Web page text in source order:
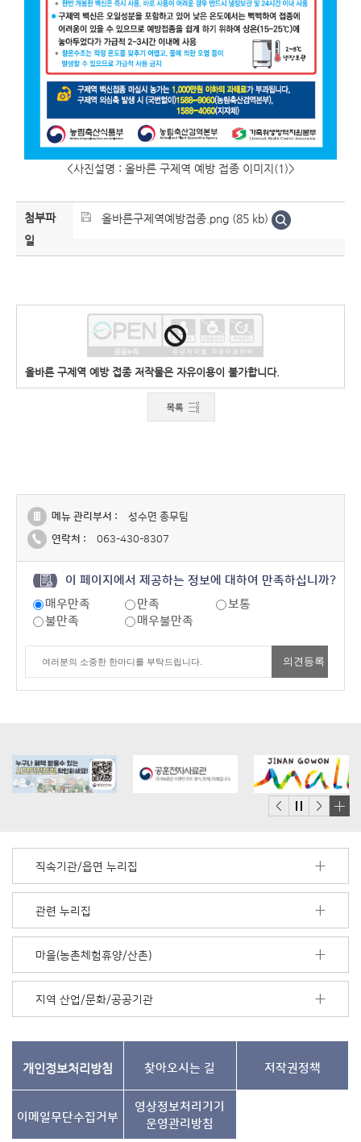
<사진설명 : 올바른 구제역 예방 접종 이미지(1)>
첨부파
일
올바른구제역예방접종.png (85 kb)
올바른 구제역 예방 접종 저작물은 자유이용이 불가합니다.
메뉴 관리부서 :
성수면 총무팀
연락처 :
063-430-8307
이 페이지에서 제공하는 정보에 대하여 만족하십니까?
매우만족
만족
보통
불만족
매우불만족
더
기
직속기관/읍면 누리집
관련 누리집
마을(농촌체험휴양/산촌)
지역 산업/문화/공공기관
개인정보처리방침 찾아오시는 길 저작권정책
이메일무단수집거부
영상정보처리기기
운영관리방침